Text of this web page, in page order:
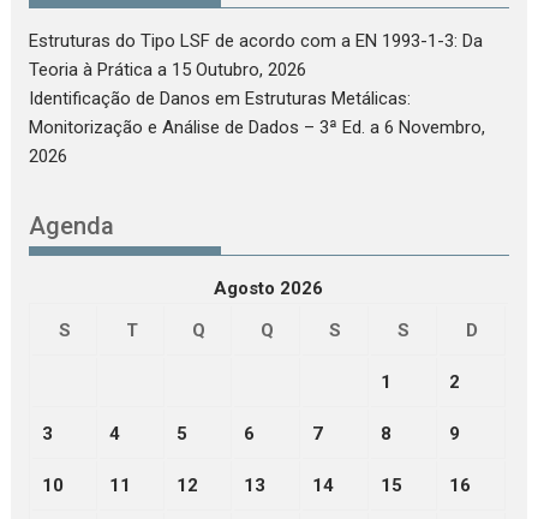
Estruturas do Tipo LSF de acordo com a EN 1993-1-3: Da
Teoria à Prática a 15 Outubro, 2026
Identificação de Danos em Estruturas Metálicas:
Monitorização e Análise de Dados – 3ª Ed. a 6 Novembro,
2026
Agenda
Agosto 2026
S
T Q Q S S D
1 2
3 4 5 6 7 8 9
10 11 12 13 14 15 16